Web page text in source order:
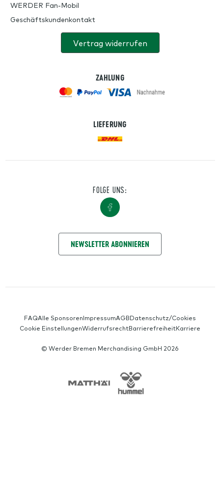
WERDER Fan-Mobil
Geschäftskundenkontakt
Vertrag widerrufen
ZAHLUNG
LIEFERUNG
FOLGE UNS:
NIMM KONTAKT AUFNEWSLETTER ABONNIEREN
SERVICE-NAVIGATION
FAQAlle SponsorenImpressumAGBDatenschutz/Cookies
Cookie EinstellungenWiderrufsrechtBarrierefreiheitKarriere
© Werder Bremen Merchandising GmbH 2026